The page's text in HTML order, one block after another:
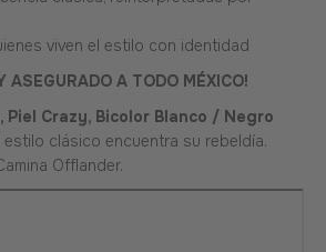
viven el estilo con identidad
ASEGURADO A TODO MÉXICO!
Piel Crazy, Bicolor Blanco / Negro
estilo clásico encuentra su rebeldía.
Offlander.